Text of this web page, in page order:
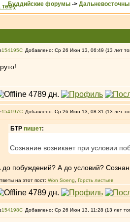
Буддийские форумы ->
154195 Добавлено: Ср 26 Июн 13, 06:49 (13 лет
154197 Добавлено: Ср 26 Июн 13, 08:31 (13 лет
БТР пишет:
Сознание возникает при условии
до побуждений? А до условий?
на этот пост: Won Soeng Горсть листьев
154198 Добавлено: Ср 26 Июн 13, 11:28 (13 лет